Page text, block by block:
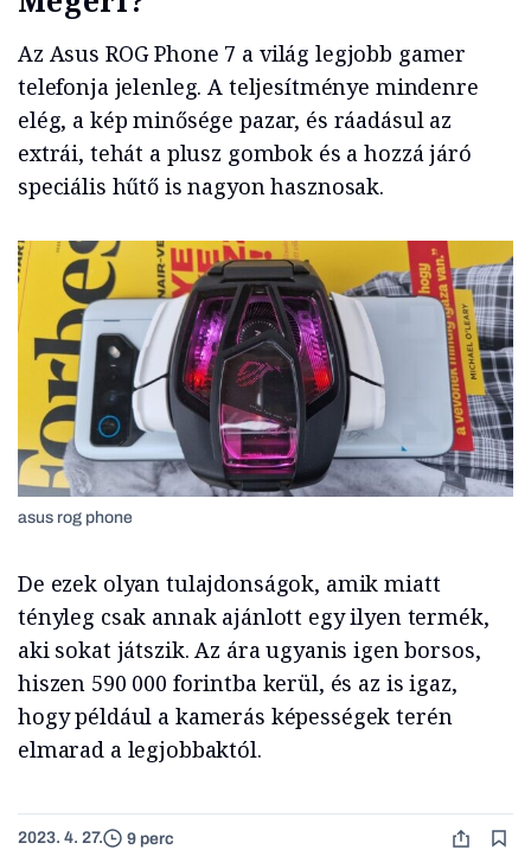
Az Asus ROG Phone 7 a világ legjobb gamer
telefonja jelenleg. A teljesítménye mindenre
elég, a kép minősége pazar, és ráadásul az
extrái, tehát a plusz gombok és a hozzá járó
speciális hűtő is nagyon hasznosak.
asus rog phone
De ezek olyan tulajdonságok, amik miatt
tényleg csak annak ajánlott egy ilyen termék,
aki sokat játszik. Az ára ugyanis igen borsos,
hiszen 590 000 forintba kerül, és az is igaz,
hogy például a kamerás képességek terén
elmarad a legjobbaktól.
2023. 4. 27. 9 perc